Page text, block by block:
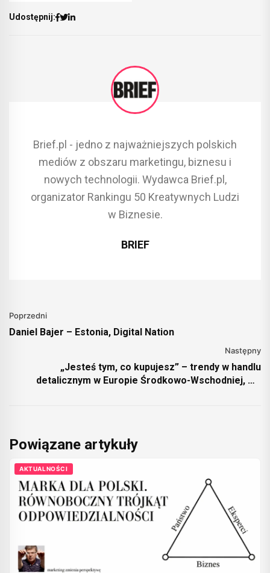
Udostępnij:
Brief.pl - jedno z najważniejszych polskich
mediów z obszaru marketingu, biznesu i
nowych technologii. Wydawca Brief.pl,
organizator Rankingu 50 Kreatywnych Ludzi
w Biznesie.
BRIEF
Poprzedni
Daniel Bajer – Estonia, Digital Nation
Następny
„Jesteś tym, co kupujesz” – trendy w handlu
detalicznym w Europie Środkowo-Wschodniej, we
Powiązane artykuły
AKTUALNOŚCI